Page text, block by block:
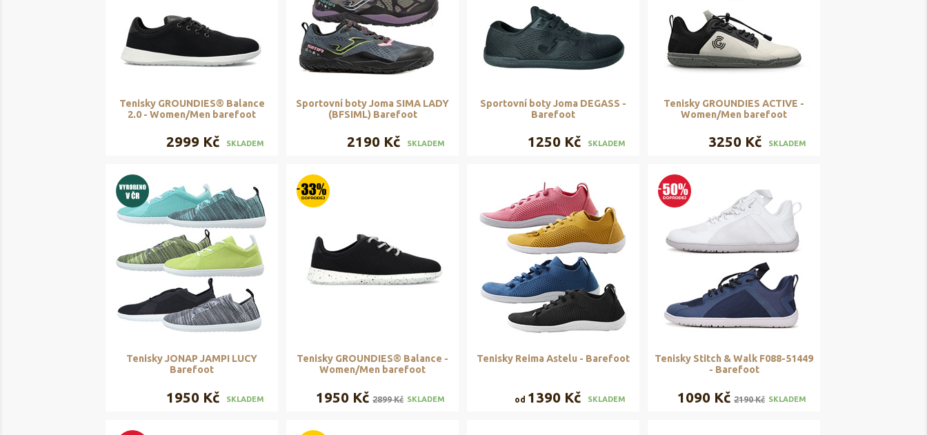
Tenisky GROUNDIES® Balance
2.0 - Women/Men barefoot
2999 Kč SKLADEM
Sportovní boty Joma SIMA LADY
(BFSIML) Barefoot
2190 Kč SKLADEM
Sportovní boty Joma DEGASS -
Barefoot
1250 Kč SKLADEM
Tenisky GROUNDIES ACTIVE -
Women/Men barefoot
3250 Kč SKLADEM
Tenisky JONAP JAMPI LUCY
Barefoot
1950 Kč SKLADEM
Tenisky GROUNDIES® Balance -
Women/Men barefoot
1950 Kč 2899 Kč SKLADEM
Tenisky Reima Astelu - Barefoot
od 1390 Kč SKLADEM
Tenisky Stitch & Walk F088-51449
- Barefoot
1090 Kč 2190 Kč SKLADEM